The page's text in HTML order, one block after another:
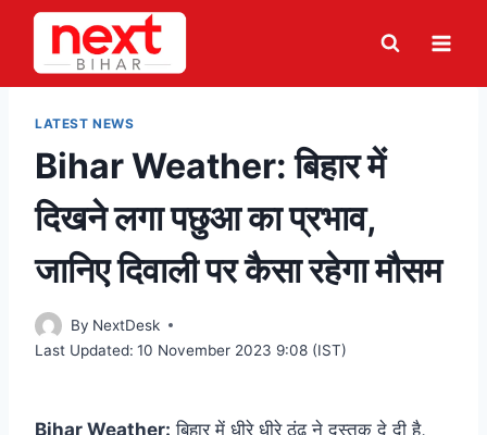
Skip
content
LATEST NEWS
Bihar Weather: बिहार में
दिखने लगा पछुआ का प्रभाव,
जानिए दिवाली पर कैसा रहेगा मौसम
By NextDesk
Last Updated: 10 November 2023 9:08 (IST)
Bihar Weather: बिहार में धीरे धीरे ठंढ ने दस्तक दे दी है,